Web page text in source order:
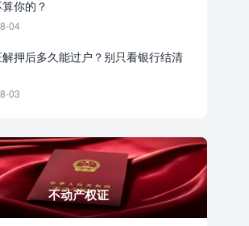
你的？
04
押后多久能过户？别只看银行结清
03
不动产权证